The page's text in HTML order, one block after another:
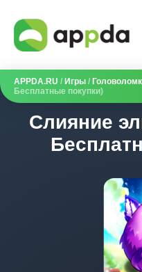
APPDA.RU / Игры /
Бесплатные покупки)
Слияние